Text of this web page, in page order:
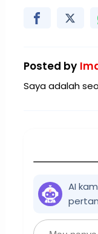
Posted by
Saya adalah
AI